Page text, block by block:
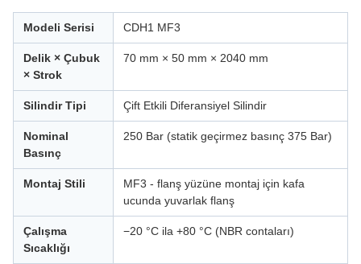
Modeli Serisi CDH1 MF3
Delik × Çubuk
× Strok
70 mm × 50 mm × 2040 mm
Silindir Tipi Çift Etkili Diferansiyel Silindir
Nominal
Basınç
250 Bar (statik geçirmez basınç 375 Bar)
Montaj Stili
MF3 - flanş yüzüne montaj için kafa
ucunda yuvarlak flanş
Çalışma
Sıcaklığı
−20 °C ila +80 °C (NBR contaları)